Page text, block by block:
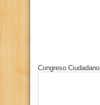
Congreso Ciudadano